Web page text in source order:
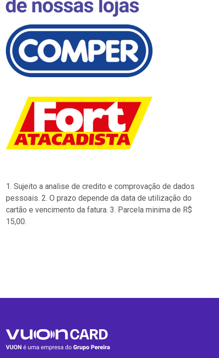
1. Sujeito a analise de credito e comprovação de dados
pessoais. 2. O prazo depende da data de utilização do
cartão e vencimento da fatura. 3. Parcela minima de R$
15,00.